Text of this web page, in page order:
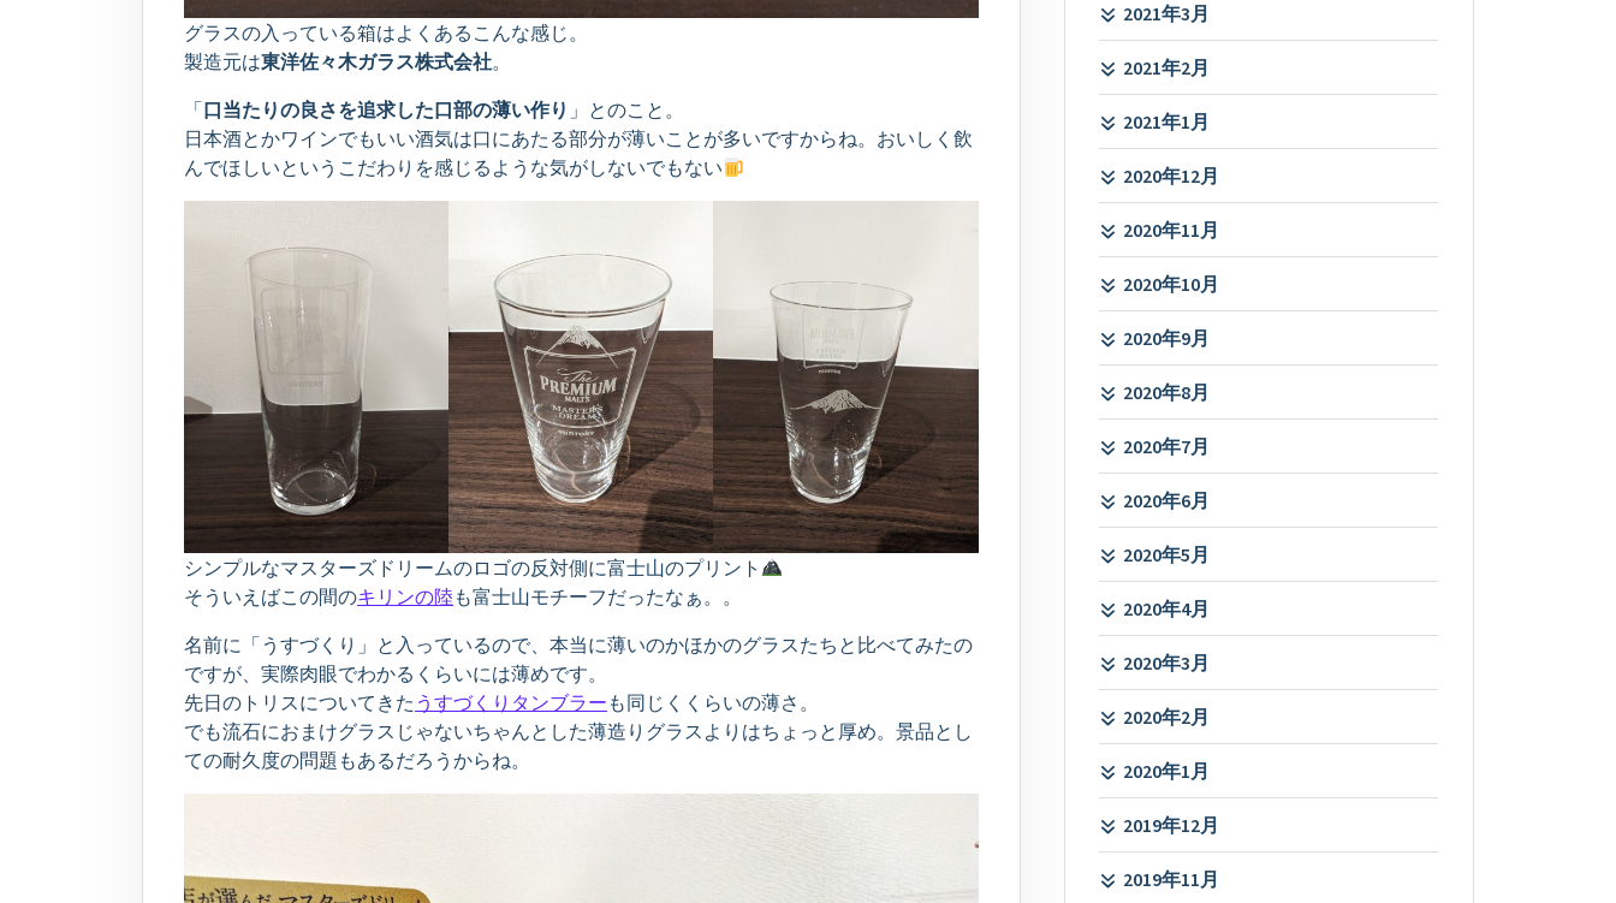
グラスの入っている箱はよくあるこんな感じ。
製造元は東洋佐々木ガラス株式会社。
「口当たりの良さを追求した口部の薄い作り 」とのこと。
日本酒とかワインでもいい酒気は口にあたる部分が薄いことが多いですからね。おいしく飲
んでほしいというこだわりを感じるような気がしないでもない
シンプルなマスターズドリームのロゴの反対側に富士山のプリント
そういえばこの間のキリンの陸 も富士山モチーフだったなぁ。。
名前に「うすづくり」と入っているので、本当に薄いのかほかのグラスたちと比べてみたの
ですが、実際肉眼でわかるくらいには薄めです。
先日のトリスについてきた うすづくりタンブラー も同じくくらいの薄さ。
でも流石におまけグラスじゃないちゃんとした薄造りグラスよりはちょっと厚め。景品とし
ての耐久度の問題もあるだろうからね。
2021年3月
2021年2月
2021年1月
2020年12月
2020年11月
2020年10月
2020年9月
2020年8月
2020年7月
2020年6月
2020年5月
2020年4月
2020年3月
2020年2月
2020年1月
2019年12月
2019年11月